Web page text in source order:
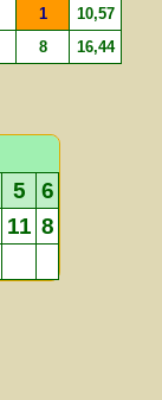
1 10,57
8 16,44
5
6
11 8